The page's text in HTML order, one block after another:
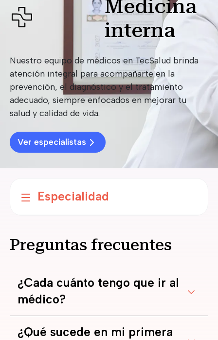
Medicina
interna
Nuestro equipo de médicos en TecSalud brinda
atención integral para acompañarte en la
prevención, el diagnóstico y el tratamiento
adecuado, siempre enfocados en mejorar tu
salud y calidad de vida.
Ver especialistas
Especialidad
Preguntas frecuentes
¿Cada cuánto tengo que ir al
médico?
¿Qué sucede en mi primera